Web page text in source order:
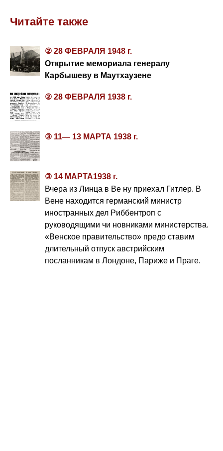
Читайте также
② 28 ФЕВРАЛЯ 1948 г.
Открытие мемориала генералу
Карбышеву в Маутхаузене
② 28 ФЕВРАЛЯ 1938 г.
③ 11— 13 МАРТА 1938 г.
③ 14 МАРТА1938 г.
Вчера из Линца в Ве ну приехал Гитлер. В
Вене находится германский министр
иностранных дел Риббентроп с
руководящими чи новниками министерства.
«Венское правительство» предо ставим
длительный отпуск австрийским
посланникам в Лондоне, Париже и Праге.